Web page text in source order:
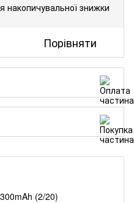
накопичувальної знижки
Порівняти
(2/20)